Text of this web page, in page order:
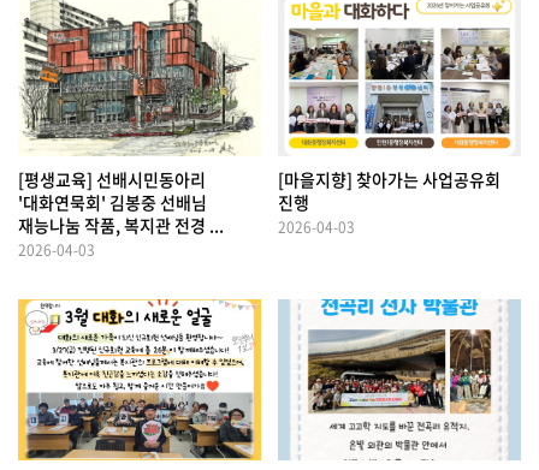
[평생교육] 선배시민동아리
'대화연묵회' 김봉중 선배님
재능나눔 작품, 복지관 전경 ...
2026-04-03
[마을지향] 찾아가는 사업공유회
진행
2026-04-03